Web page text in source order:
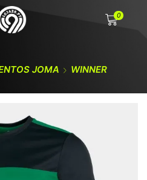
0
JOMA WINNER